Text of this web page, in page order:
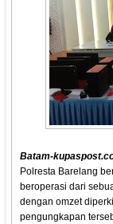
Batam-
Polresta Barelang
beroperasi dari
dengan omzet
pengungkapan